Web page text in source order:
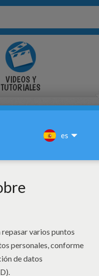
VIDEOS Y
TUTORIALES